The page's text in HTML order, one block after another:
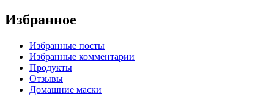
Избранное
Избранные посты
Избранные комментарии
Продукты
Отзывы
Домашние маски